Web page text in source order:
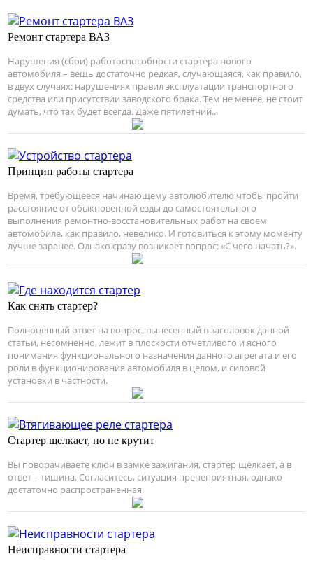
Ремонт стартера ВАЗ
Нарушения (сбои) работоспособности стартера нового
автомобиля – вещь достаточно редкая, случающаяся, как правило,
в двух случаях: нарушениях правил эксплуатации транспортного
средства или присутствии заводского брака. Тем не менее, не стоит
думать, что так будет всегда. Даже пятилетний...
Принцип работы стартера
Время, требующееся начинающему автолюбителю чтобы пройти
расстояние от обыкновенной езды до самостоятельного
выполнения ремонтно-восстановительных работ на своем
автомобиле, как правило, невелико. И готовиться к этому моменту
лучше заранее. Однако сразу возникает вопрос: «С чего начать?».
Как снять стартер?
Полноценный ответ на вопрос, вынесенный в заголовок данной
статьи, несомненно, лежит в плоскости отчетливого и ясного
понимания функционального назначения данного агрегата и его
роли в функционирования автомобиля в целом, и силовой
установки в частности.
Стартер щелкает, но не крутит
Вы поворачиваете ключ в замке зажигания, стартер щелкает, а в
ответ – тишина. Согласитесь, ситуация пренеприятная, однако
достаточно распространенная.
Неисправности стартера